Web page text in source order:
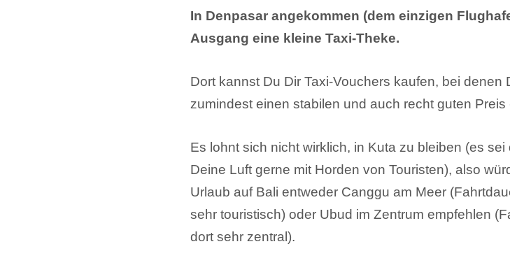
In Denpasar angekommen (dem einzigen
Ausgang eine kleine Taxi-Theke.
Dort kannst Du Dir Taxi-Vouchers kaufen, bei
zumindest einen stabilen und auch recht guten Preis
Es lohnt sich nicht wirklich, in Kuta zu bleiben (es
Deine Luft gerne mit Horden von Touristen), also
Urlaub auf Bali entweder Canggu am Meer
sehr touristisch) oder Ubud im Zentrum empfehlen
dort sehr zentral).